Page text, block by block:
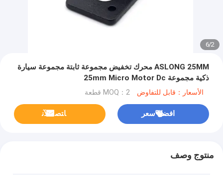
2
/
6
ASLONG 25MM محرك تخفيض مجموعة ثابتة مجموعة سيارة
ذكية مجموعة 25mm Micro Motor Dc
الأسعار：قابل للتفاوض MOQ：2 قطعة
افضل سعر ﺎﺘﺼﻟ ﺍﻶﻧ
منتوج وصف